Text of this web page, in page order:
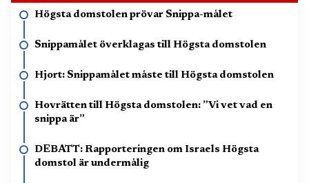
Högsta domstolen prövar Snippa-målet
Snippamålet överklagas till Högsta domstolen
Hjort: Snippamålet måste till Högsta domstolen
Hovrätten till Högsta domstolen: ”Vi vet vad en
snippa är”
DEBATT: Rapporteringen om Israels Högsta
domstol är undermålig